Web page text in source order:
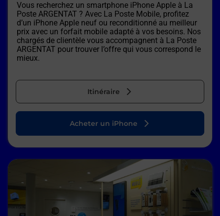
Vous recherchez un smartphone iPhone Apple à La
Poste ARGENTAT ? Avec La Poste Mobile, profitez
d’un iPhone Apple neuf ou reconditionné au meilleur
prix avec un forfait mobile adapté à vos besoins. Nos
chargés de clientèle vous accompagnent à La Poste
ARGENTAT pour trouver l’offre qui vous correspond le
mieux.
Itinéraire
Acheter un iPhone